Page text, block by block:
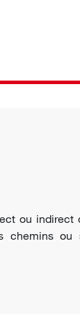
ou indirect
ou